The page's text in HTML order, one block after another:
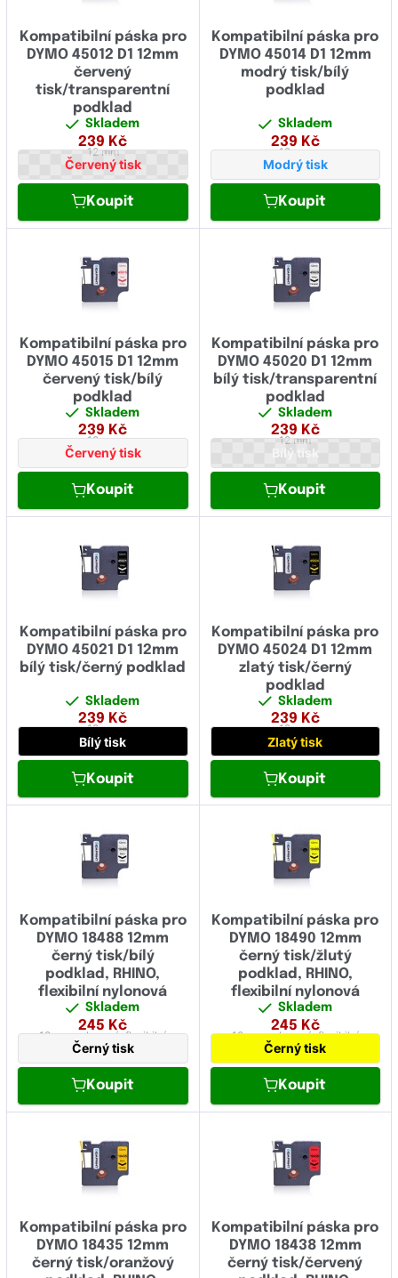
Kompatibilní páska pro
DYMO 45012 D1 12mm
červený
tisk/transparentní
podklad
Skladem
239 Kč
12 mm
Červený tisk
Koupit
Kompatibilní páska pro
DYMO 45014 D1 12mm
modrý tisk/bílý
podklad
Skladem
239 Kč
12 mm
Modrý tisk
Koupit
Kompatibilní páska pro
DYMO 45015 D1 12mm
červený tisk/bílý
podklad
Skladem
239 Kč
12 mm
Červený tisk
Koupit
Kompatibilní páska pro
DYMO 45020 D1 12mm
bílý tisk/transparentní
podklad
Skladem
239 Kč
12 mm
Bílý tisk
Koupit
Kompatibilní páska pro
DYMO 45021 D1 12mm
bílý tisk/černý podklad
Skladem
239 Kč
12 mm
Bílý tisk
Koupit
Kompatibilní páska pro
DYMO 45024 D1 12mm
zlatý tisk/černý
podklad
Skladem
239 Kč
12 mm
Zlatý tisk
Koupit
Kompatibilní páska pro
DYMO 18488 12mm
černý tisk/bílý
podklad, RHINO,
flexibilní nylonová
Skladem
245 Kč
12 mmnylonová,flexibilní
Černý tisk
Koupit
Kompatibilní páska pro
DYMO 18490 12mm
černý tisk/žlutý
podklad, RHINO,
flexibilní nylonová
Skladem
245 Kč
12 mmnylonová,flexibilní
Černý tisk
Koupit
Kompatibilní páska pro
DYMO 18435 12mm
černý tisk/oranžový
Kompatibilní páska pro
DYMO 18438 12mm
černý tisk/červený